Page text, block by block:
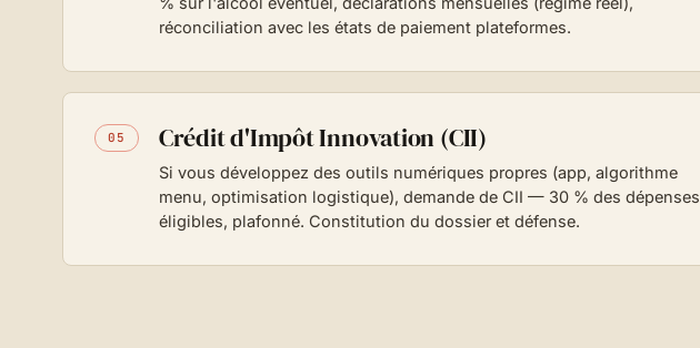
réconciliation avec les états de paiement plateformes.
05 Crédit d'Impôt Innovation (CII)
Si vous développez des outils numériques propres (app, algorithme
menu, optimisation logistique), demande de CII — 30 % des dépenses
éligibles, plafonné. Constitution du dossier et défense.